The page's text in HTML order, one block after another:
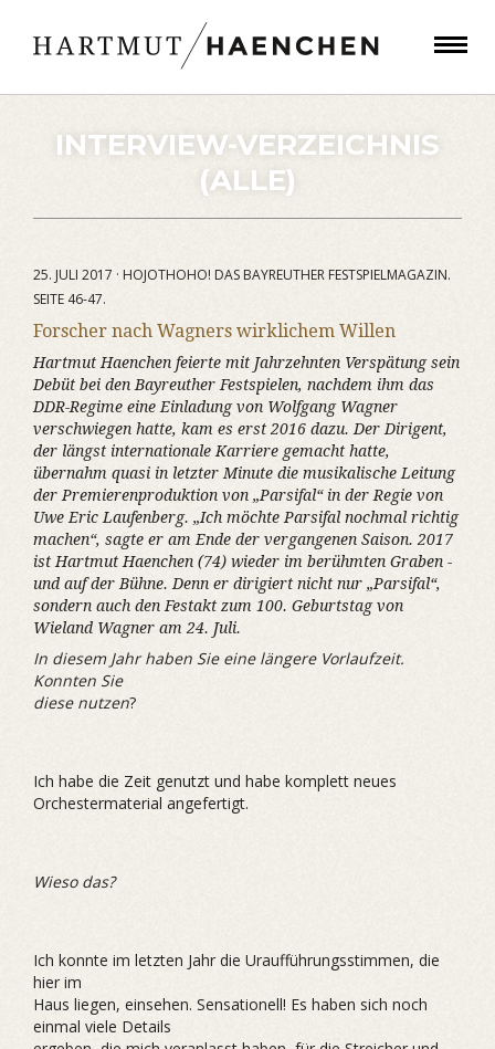
INTERVIEW-VERZEICHNIS
(ALLE)
25. JULI 2017 · HOJOTHOHO! DAS BAYREUTHER FESTSPIELMAGAZIN.
SEITE 46-47.
Forscher nach Wagners wirklichem Willen
Hartmut Haenchen feierte mit Jahrzehnten Verspätung sein
Debüt bei den Bayreuther Festspielen, nachdem ihm das
DDR-Regime eine Einladung von Wolfgang Wagner
verschwiegen hatte, kam es erst 2016 dazu. Der Dirigent,
der längst internationale Karriere gemacht hatte,
übernahm quasi in letzter Minute die musikalische Leitung
der Premierenproduktion von „Parsifal“ in der Regie von
Uwe Eric Laufenberg. „Ich möchte Parsifal nochmal richtig
machen“, sagte er am Ende der vergangenen Saison. 2017
ist Hartmut Haenchen (74) wieder im berühmten Graben -
und auf der Bühne. Denn er dirigiert nicht nur „Parsifal“,
sondern auch den Festakt zum 100. Geburtstag von
Wieland Wagner am 24. Juli.
In diesem Jahr haben Sie eine längere Vorlaufzeit.
Konnten Sie
diese nutzen?
Ich habe die Zeit genutzt und habe komplett neues
Orchestermaterial angefertigt.
Wieso das?
Ich konnte im letzten Jahr die Uraufführungsstimmen, die
hier im
Haus liegen, einsehen. Sensationell! Es haben sich noch
einmal viele Details